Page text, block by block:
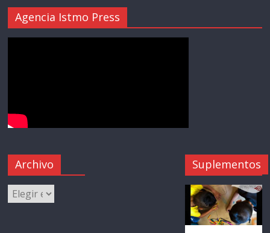
Agencia Istmo Press
Archivo Suplementos